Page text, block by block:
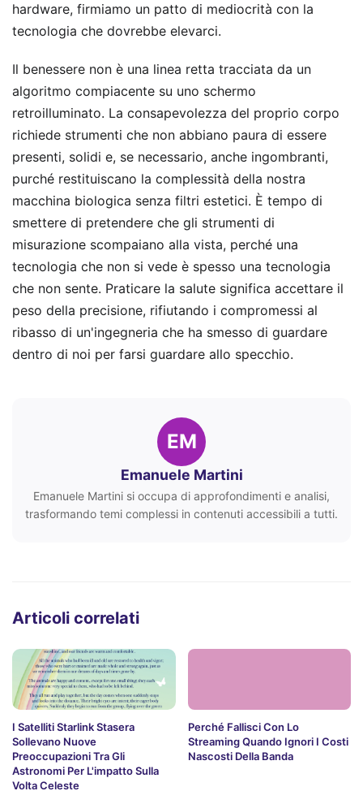
hardware, firmiamo un patto di mediocrità con la
tecnologia che dovrebbe elevarci.
Il benessere non è una linea retta tracciata da un
algoritmo compiacente su uno schermo
retroilluminato. La consapevolezza del proprio corpo
richiede strumenti che non abbiano paura di essere
presenti, solidi e, se necessario, anche ingombranti,
purché restituiscano la complessità della nostra
macchina biologica senza filtri estetici. È tempo di
smettere di pretendere che gli strumenti di
misurazione scompaiano alla vista, perché una
tecnologia che non si vede è spesso una tecnologia
che non sente. Praticare la salute significa accettare il
peso della precisione, rifiutando i compromessi al
ribasso di un'ingegneria che ha smesso di guardare
dentro di noi per farsi guardare allo specchio.
EM
Emanuele Martini
Emanuele Martini si occupa di approfondimenti e analisi,
trasformando temi complessi in contenuti accessibili a tutti.
Articoli correlati
I Satelliti Starlink Stasera
Sollevano Nuove
Preoccupazioni Tra Gli
Astronomi Per L'impatto Sulla
Volta Celeste
Perché Fallisci Con Lo
Streaming Quando Ignori I Costi
Nascosti Della Banda